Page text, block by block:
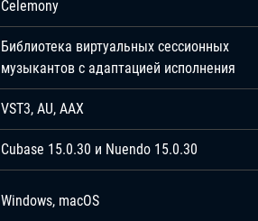
Celemony
Библиотека виртуальных сессионных
музыкантов с адаптацией исполнения
VST3, AU, AAX
Cubase 15.0.30 и Nuendo 15.0.30
Windows, macOS